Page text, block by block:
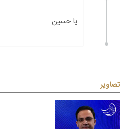
تصاویر